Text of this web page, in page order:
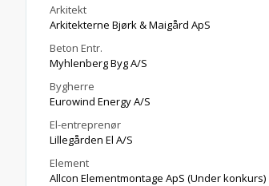
Arkitekt
Arkitekterne Bjørk & Maigård ApS
Beton Entr.
Myhlenberg Byg A/S
Bygherre
Eurowind Energy A/S
El-entreprenør
Lillegården El A/S
Element
Allcon Elementmontage ApS (Under konkurs)